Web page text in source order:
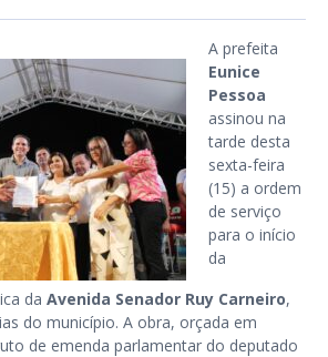
A prefeita
Eunice
Pessoa
assinou na
tarde desta
sexta-feira
(15) a ordem
de serviço
para o início
da
da Avenida Senador Ruy Carneiro,
do município. A obra, orçada em
de emenda parlamentar do deputado